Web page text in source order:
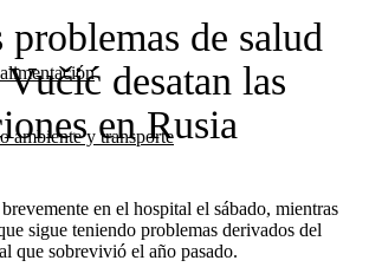
ambiente y transporte
problemas de salud
desatan las
en Rusia
en el hospital el sábado, mientras
sigue teniendo problemas derivados del
que sobrevivió el año pasado.